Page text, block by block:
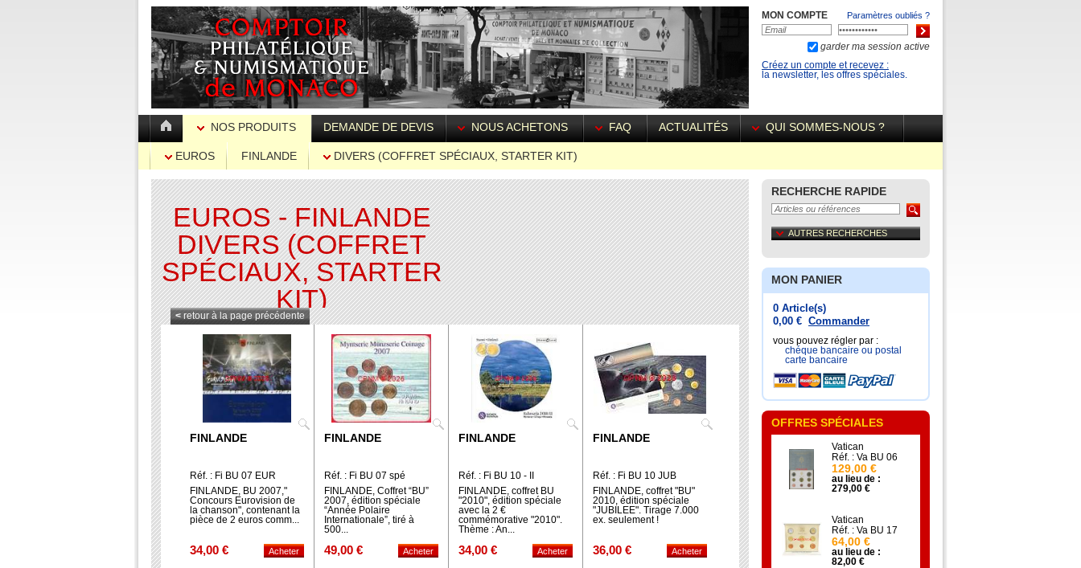
MON COMPTE Paramètres oubliés ?
garder ma session active
Créez un compte et recevez :
la newsletter, les offres spéciales.
NOS PRODUITS DEMANDE DE DEVIS NOUS ACHETONS FAQ ACTUALITÉS QUI SOMMES-NOUS ?
EUROS FINLANDE DIVERS (COFFRET SPÉCIAUX, STARTER KIT)
EUROS - FINLANDE
DIVERS (COFFRET
SPÉCIAUX, STARTER
KIT)
< retour à la page précédente
FINLANDE
Réf. : Fi BU 07 EUR
FINLANDE, BU 2007,"
Concours Eurovision de
la chanson", contenant la
pièce de 2 euros comm...
34,00 €
FINLANDE
Réf. : Fi BU 07 spé
FINLANDE, Coffret “BU”
2007, édition spéciale
“Année Polaire
Internationale”, tiré à
500...
49,00 €
FINLANDE
Réf. : Fi BU 10 - II
FINLANDE, coffret BU
"2010", édition spéciale
avec la 2 €
commémorative "2010".
Thème : An...
34,00 €
FINLANDE
Réf. : Fi BU 10 JUB
FINLANDE, coffret "BU"
2010, édition spéciale
"JUBILEE". Tirage 7.000
ex. seulement !
36,00 €
RECHERCHE RAPIDE
AUTRES RECHERCHES
MON PANIER
0 Article(s)
0,00 € Commander
vous pouvez régler par :
chéque bancaire ou postal
carte bancaire
OFFRES SPÉCIALES
Vatican
Réf. : Va BU 06
129,00 €
au lieu de :
279,00 €
Vatican
Réf. : Va BU 17
64,00 €
au lieu de :
82,00 €